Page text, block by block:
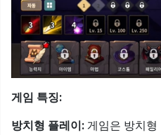
게임 특징:
방치형 플레이: 게임은 방치형